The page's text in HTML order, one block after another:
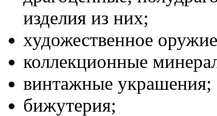
изделия из них;
художественное
коллекционные
винтажные украшения;
бижутерия;